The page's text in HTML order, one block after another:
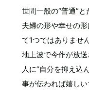
世間一般の“普通”と
夫婦の形や幸せの
て1つではありません
地上波で今作が放
人に“自分を抑え込
事が伝われば嬉しい